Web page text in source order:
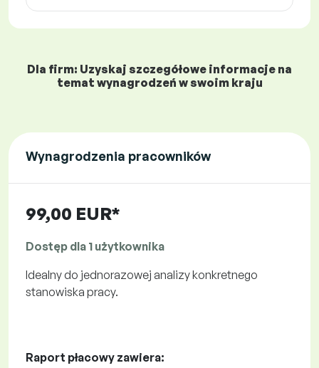
Dla firm: Uzyskaj szczegółowe informacje na
temat wynagrodzeń w swoim kraju
Wynagrodzenia pracowników
99,00 EUR*
Dostęp dla 1 użytkownika
Idealny do jednorazowej analizy konkretnego
stanowiska pracy.
Raport płacowy zawiera: